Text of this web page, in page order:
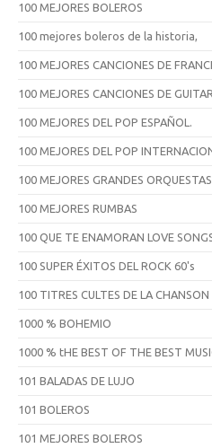
100 MEJORES BOLEROS
100 mejores boleros de la historia,
100 MEJORES CANCIONES DE
100 MEJORES CANCIONES DE
100 MEJORES DEL POP ESPAÑOL.
100 MEJORES DEL POP
100 MEJORES GRANDES ORQUESTAS
100 MEJORES RUMBAS
100 QUE TE ENAMORAN LOVE
100 SUPER ÉXITOS DEL ROCK 60's
100 TITRES CULTES DE LA CHANSON
1000 % BOHEMIO
1000 % tHE BEST OF THE BEST
101 BALADAS DE LUJO
101 BOLEROS
101 MEJORES BOLEROS